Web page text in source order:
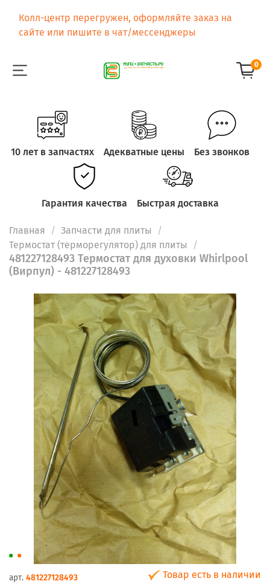
Колл-центр перегружен, оформляйте заказ на
сайте или пишите в чат/мессенджеры
0
10 лет в запчастях Адекватные цены Без звонков
Гарантия качества Быстрая доставка
Главная
Запчасти для плиты
Термостат (терморегулятор) для плиты
481227128493 Термостат для духовки Whirlpool
(Вирпул) - 481227128493
арт. 481227128493 Товар есть в наличии